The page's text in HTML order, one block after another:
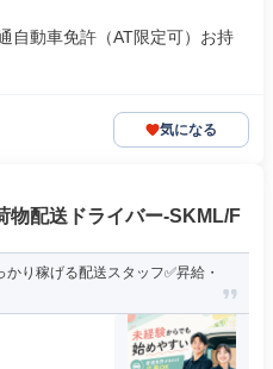
自動車免許（AT限定可）お持
気になる
物配送ドライバー-SKML/F
り稼げる配送スタッフ✅昇給・